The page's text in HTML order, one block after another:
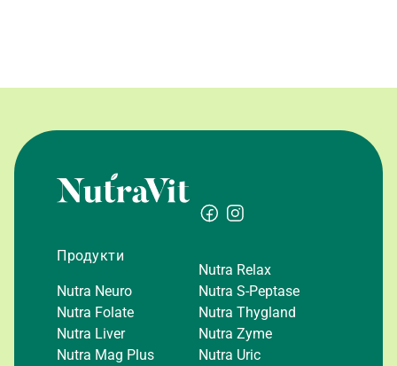
Продукти
Nutra Neuro
Nutra Folate
Nutra Liver
Nutra Mag Plus
Nutra Relax
Nutra S-Peptase
Nutra Thygland
Nutra Zyme
Nutra Uric